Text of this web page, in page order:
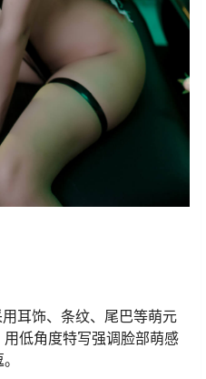
耳饰、条纹、尾巴等萌元
低角度特写强调脸部萌感